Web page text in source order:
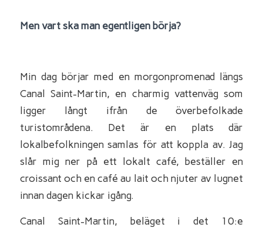
Men vart ska man egentligen börja?
Min dag börjar med en morgonpromenad längs
Canal Saint-Martin, en charmig vattenväg som
ligger långt ifrån de överbefolkade
turistområdena. Det är en plats där
lokalbefolkningen samlas för att koppla av. Jag
slår mig ner på ett lokalt café, beställer en
croissant och en café au lait och njuter av lugnet
innan dagen kickar igång.
Canal Saint-Martin, beläget i det 10:e